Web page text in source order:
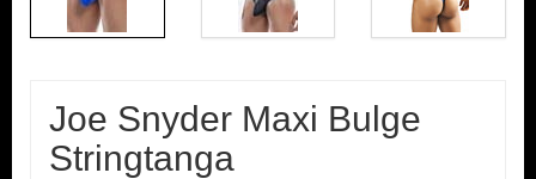
Joe Snyder Maxi Bulge
Stringtanga